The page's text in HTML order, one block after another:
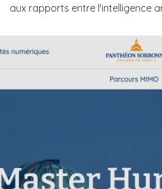
aux rapports entre l'intelligence